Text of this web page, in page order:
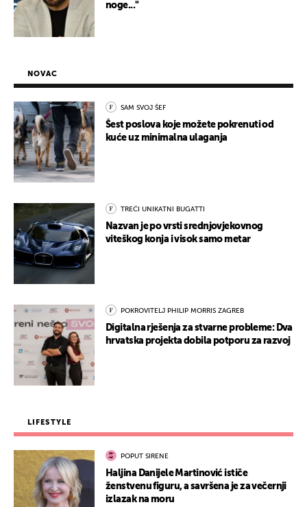
noge..."
NOVAC
SAM SVOJ ŠEF
Šest poslova koje možete pokrenuti od
kuće uz minimalna ulaganja
TREĆI UNIKATNI BUGATTI
Nazvan je po vrsti srednjovjekovnog
viteškog konja i visok samo metar
POKROVITELJ PHILIP MORRIS ZAGREB
Digitalna rješenja za stvarne probleme: Dva
hrvatska projekta dobila potporu za razvoj
LIFESTYLE
POPUT SIRENE
Haljina Danijele Martinović ističe
ženstvenu figuru, a savršena je za večernji
izlazak na moru